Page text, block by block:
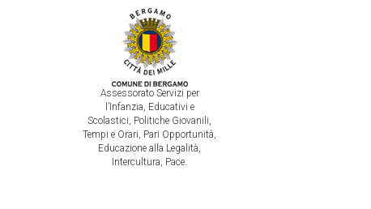
Assessorato Servizi per
l’Infanzia, Educativi e
Scolastici, Politiche Giovanili,
Tempi e Orari, Pari Opportunità,
Educazione alla Legalità,
Intercultura, Pace.